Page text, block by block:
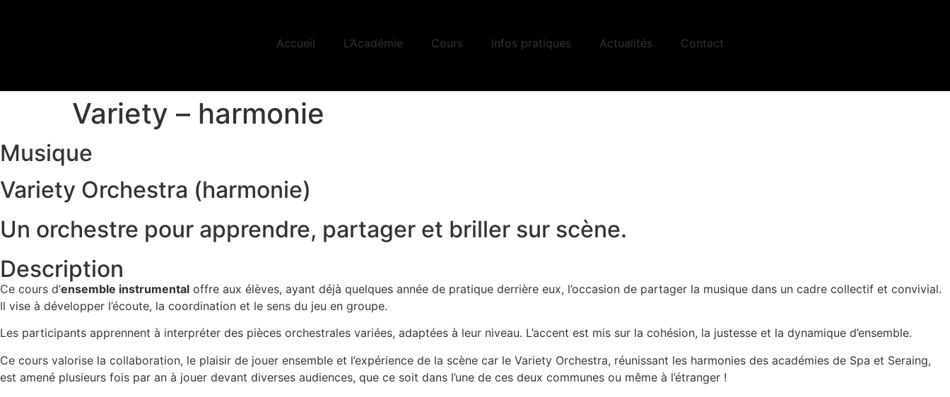
Accueil L’Académie Cours Infos pratiques Actualités Contact
Variety – harmonie
Musique
Variety Orchestra (harmonie)
Un orchestre pour apprendre, partager et briller sur scène.
Description
Ce cours d’ensemble instrumental offre aux élèves, ayant déjà quelques année de pratique derrière eux, l’occasion de partager la musique dans un cadre collectif et convivial.
Il vise à développer l’écoute, la coordination et le sens du jeu en groupe.
Les participants apprennent à interpréter des pièces orchestrales variées, adaptées à leur niveau. L’accent est mis sur la cohésion, la justesse et la dynamique d’ensemble.
Ce cours valorise la collaboration, le plaisir de jouer ensemble et l’expérience de la scène car le Variety Orchestra, réunissant les harmonies des académies de Spa et Seraing,
est amené plusieurs fois par an à jouer devant diverses audiences, que ce soit dans l’une de ces deux communes ou même à l’étranger !